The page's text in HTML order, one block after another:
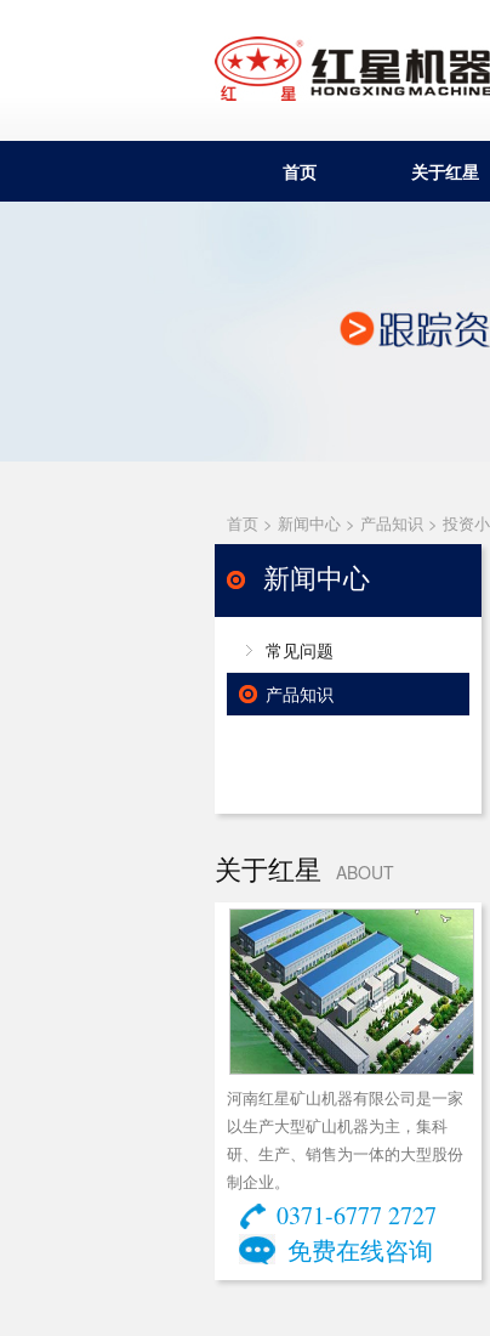
首页 关于红星
首页 > 新闻中心 > 产品知识 > 投资
新闻中心
常见问题
产品知识
关于红星 ABOUT
河南红星矿山机器有限公司是一家
以生产大型矿山机器为主，集科
研、生产、销售为一体的大型股份
制企业。
0371-6777 2727
免费在线咨询